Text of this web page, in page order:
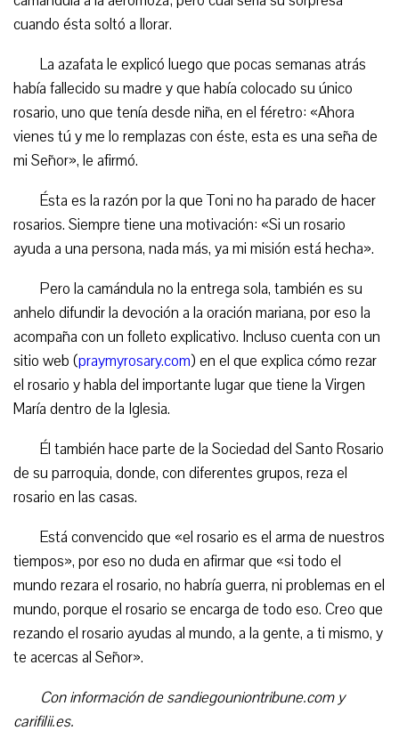
cuando ésta soltó a llorar.
La azafata le explicó luego que pocas semanas atrás
había fallecido su madre y que había colocado su único
rosario, uno que tenía desde niña, en el féretro: «Ahora
vienes tú y me lo remplazas con éste, esta es una seña de
mi Señor», le afirmó.
Ésta es la razón por la que Toni no ha parado de hacer
rosarios. Siempre tiene una motivación: «Si un rosario
ayuda a una persona, nada más, ya mi misión está hecha».
Pero la camándula no la entrega sola, también es su
anhelo difundir la devoción a la oración mariana, por eso la
acompaña con un folleto explicativo. Incluso cuenta con un
sitio web (praymyrosary.com) en el que explica cómo rezar
el rosario y habla del importante lugar que tiene la Virgen
María dentro de la Iglesia.
Él también hace parte de la Sociedad del Santo Rosario
de su parroquia, donde, con diferentes grupos, reza el
rosario en las casas.
Está convencido que «el rosario es el arma de nuestros
tiempos», por eso no duda en afirmar que «si todo el
mundo rezara el rosario, no habría guerra, ni problemas en el
mundo, porque el rosario se encarga de todo eso. Creo que
rezando el rosario ayudas al mundo, a la gente, a ti mismo, y
te acercas al Señor».
Con información de sandiegouniontribune.com y
carifilii.es.